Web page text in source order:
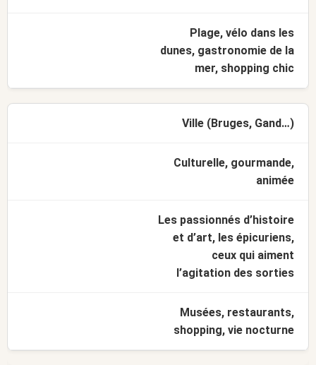
Plage, vélo dans les
dunes, gastronomie de la
mer, shopping chic
Ville (Bruges, Gand…)
Culturelle, gourmande,
animée
Les passionnés d’histoire
et d’art, les épicuriens,
ceux qui aiment
l’agitation des sorties
Musées, restaurants,
shopping, vie nocturne